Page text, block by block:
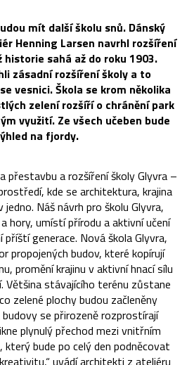
mít další školu snů. Dánský
Henning Larsen navrhl rozšíření
historie sahá až do roku 1903.
zásadní rozšíření školy a to
vesnici. Škola se krom několika
zelení rozšíří o chránění park
využití. Ze všech učeben bude
na fjordy.
přestavbu a rozšíření školy Glyvra –
kde se architektura, krajina
Náš návrh pro školu Glyvra,
hory, umístí přírodu a aktivní učení
generace. Nová škola Glyvra,
propojených budov, které kopírují
promění krajinu v aktivní hnací sílu
Většina stávajícího terénu zůstane
zelené plochy budou začleněny
se přirozeně rozprostírají
plynulý přechod mezi vnitřním
bude po celý den podněcovat
uvádí architekti z ateliéru